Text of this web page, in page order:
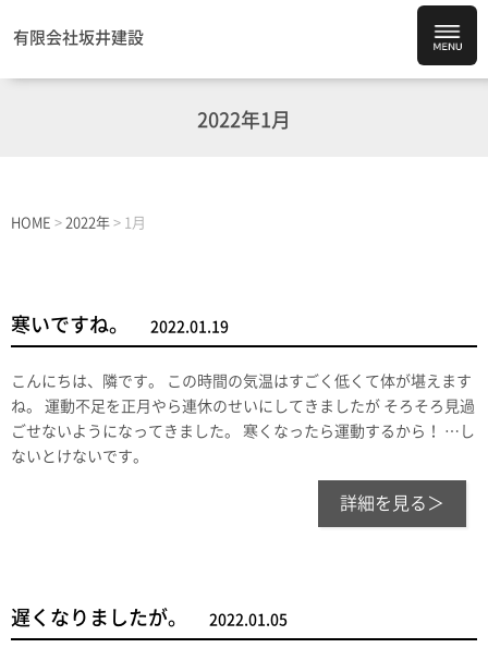
有限会社坂井建設
2022年1月
HOME > 2022年 > 1月
寒いですね。 2022.01.19
こんにちは、隣です。 この時間の気温はすごく低くて体が堪えます
ね。 運動不足を正月やら連休のせいにしてきましたが そろそろ見過
ごせないようになってきました。 寒くなったら運動するから！ …し
ないとけないです。
詳細を見る＞
遅くなりましたが。 2022.01.05